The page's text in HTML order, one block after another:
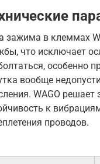
зажима в клеммах
что исключает
особенно
вообще
WAGO
к
проводов.